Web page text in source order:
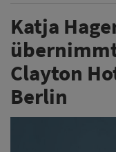
Katja
Clayton
Berlin